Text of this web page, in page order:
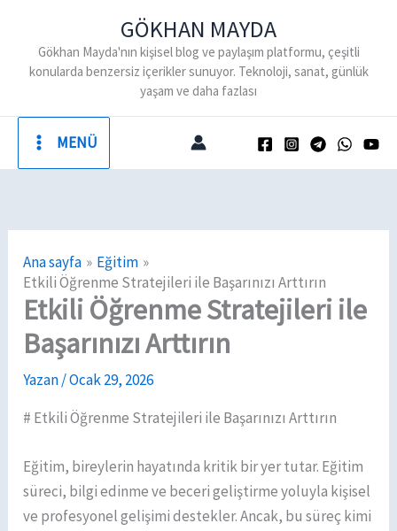
GÖKHAN MAYDA
Gökhan Mayda'nın kişisel blog ve paylaşım platformu, çeşitli
konularda benzersiz içerikler sunuyor. Teknoloji, sanat, günlük
yaşam ve daha fazlası
MENÜ
Ana sayfa
Eğitim
Etkili Öğrenme Stratejileri ile Başarınızı Arttırın
Etkili Öğrenme Stratejileri ile
Başarınızı Arttırın
Yazan/Ocak 29, 2026
# Etkili Öğrenme Stratejileri ile Başarınızı Arttırın
Eğitim, bireylerin hayatında kritik bir yer tutar. Eğitim
süreci, bilgi edinme ve beceri geliştirme yoluyla kişisel
ve profesyonel gelişimi destekler. Ancak, bu süreç kimi